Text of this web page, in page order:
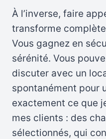
À l’inverse, faire
transforme
Vous gagnez en
sérénité. Vous
discuter avec un
spontanément pour
exactement ce que
mes clients : des
sélectionnés, qui